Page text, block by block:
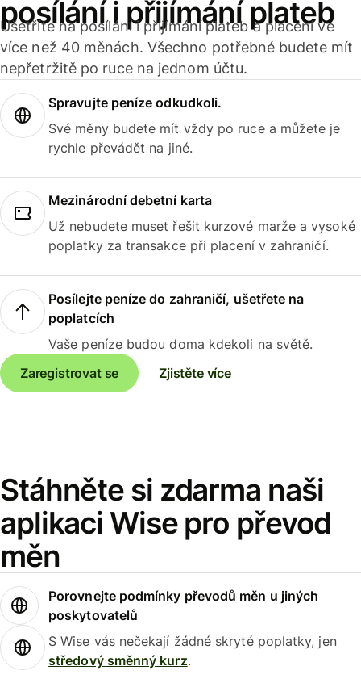
posílání i přijímání plateb
Ušetříte na posílání i přijímání plateb a placení ve
více než 40 měnách. Všechno potřebné budete mít
nepřetržitě po ruce na jednom účtu.
Spravujte peníze odkudkoli.
Své měny budete mít vždy po ruce a můžete je
rychle převádět na jiné.
Mezinárodní debetní karta
Už nebudete muset řešit kurzové marže a vysoké
poplatky za transakce při placení v zahraničí.
Posílejte peníze do zahraničí, ušetřete na
poplatcích
Vaše peníze budou doma kdekoli na světě.
Zaregistrovat se
Zjistěte více
Stáhněte si zdarma naši
aplikaci Wise pro převod
měn
Porovnejte podmínky převodů měn u jiných
poskytovatelů
S Wise vás nečekají žádné skryté poplatky, jen
středový směnný kurz.